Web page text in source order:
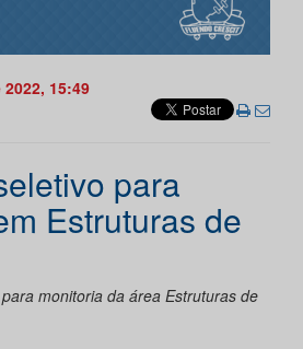
15:49
para
Estruturas de
monitoria da área Estruturas de